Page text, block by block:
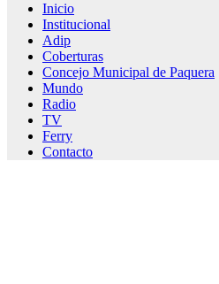
Inicio
Institucional
Adip
Coberturas
Concejo Municipal de Paquera
Mundo
Radio
TV
Ferry
Contacto